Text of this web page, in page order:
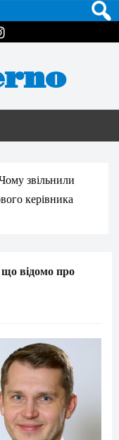
звільнили
керівника
відомо про